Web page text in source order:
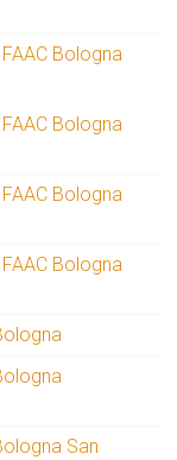
Bologna
Bologna
Bologna
Bologna
San